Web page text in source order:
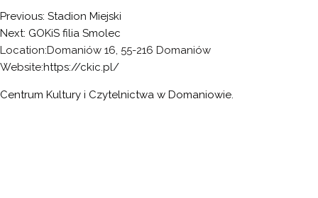
Nawigacja
wpisu
Previous: Stadion Miejski
Next: GOKiS filia Smolec
Location:Domaniów 16, 55-216 Domaniów
Website:https://ckic.pl/
Centrum Kultury i Czytelnictwa w Domaniowie.